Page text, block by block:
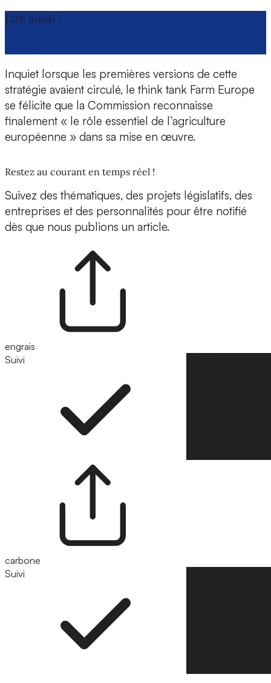
Lire aussi :
Inquiet lorsque les premières versions de cette
stratégie avaient circulé, le think tank Farm Europe
se félicite que la Commission reconnaisse
finalement « le rôle essentiel de l’agriculture
européenne » dans sa mise en œuvre.
Restez au courant en temps réel !
Suivez des thématiques, des projets législatifs, des
entreprises et des personnalités pour être notifié
dès que nous publions un article.
engrais
Suivi
carbone
Suivi